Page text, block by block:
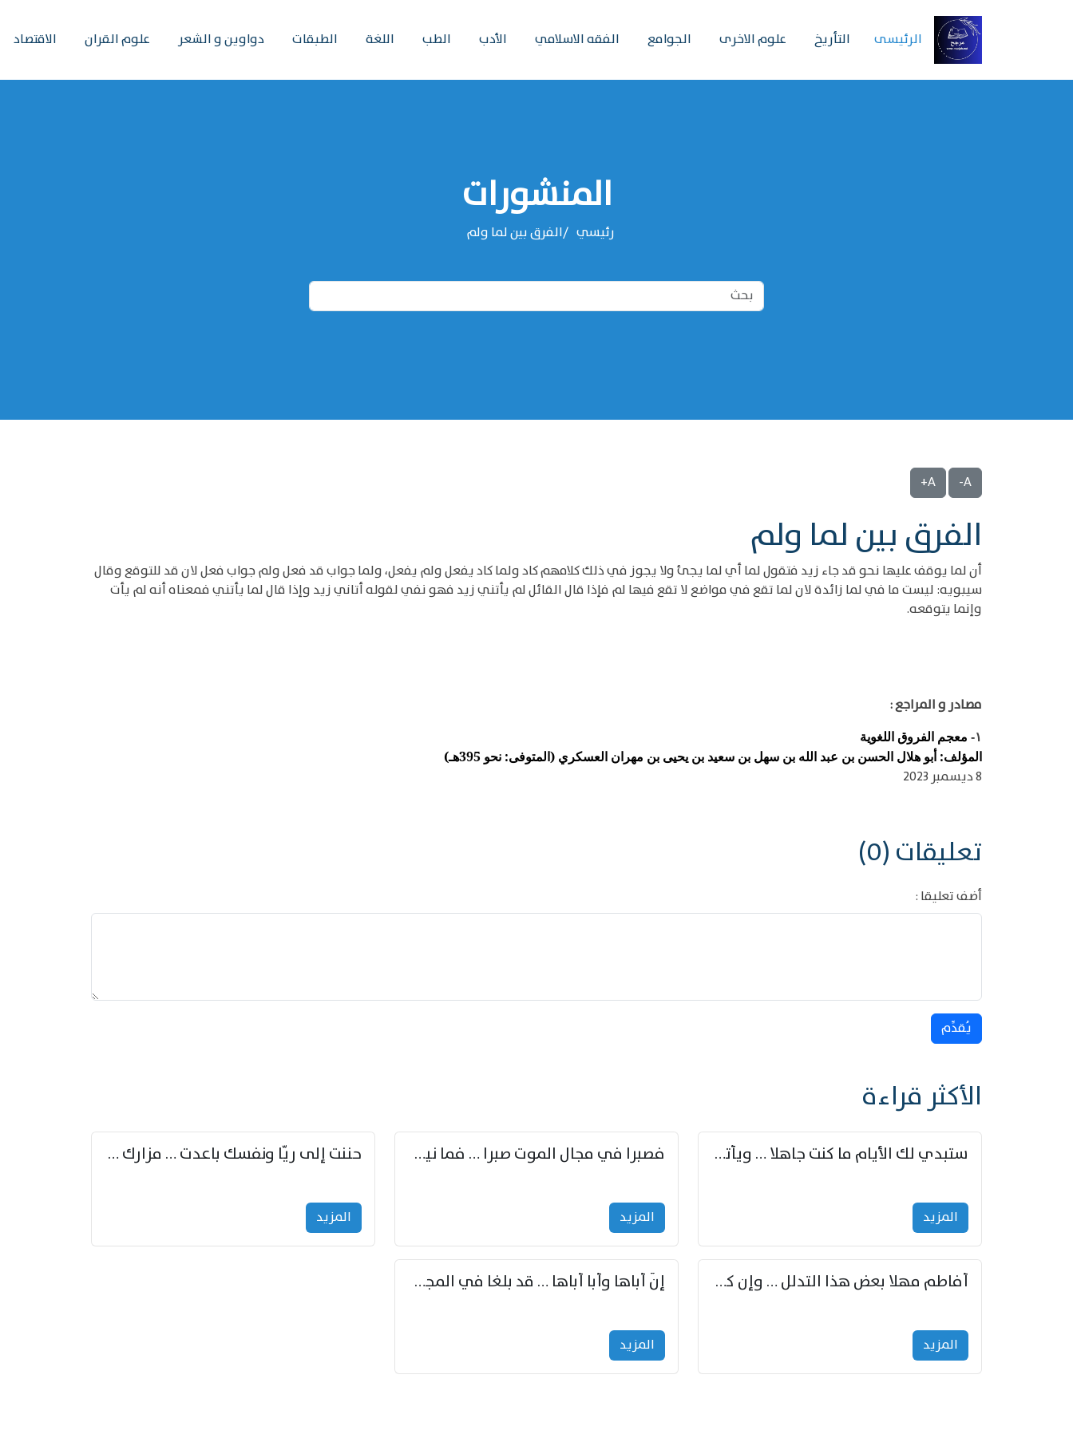
الرئیسی التأريخ علوم الاخرى الجوامع الفقه الاسلامي الأدب الطب اللغة الطبقات دواوين و الشعر علوم القران الاقتصاد
المنشورات
رئيسي الفرق بين لما ولم
A-
A+
الفرق بين لما ولم
أن لما يوقف عليها نحو قد جاء زيد فتقول لما أي لما يجئ ولا يجوز في ذلك كلامهم كاد ولما كاد يفعل ولم يفعل، ولما جواب قد فعل ولم جواب فعل لان قد للتوقع وقال
سيبويه: ليست ما في لما زائدة لان لما تقع في مواضع لا تقع فيها لم فإذا قال القائل لم يأتني زيد فهو نفي لقوله أتاني زيد وإذا قال لما يأتني فمعناه أنه لم يأت
وإنما يتوقعه.
مصادر و المراجع :
١-
معجم الفروق اللغوية
المؤلف: أبو هلال الحسن بن عبد الله بن سهل بن سعيد بن يحيى بن مهران العسكري (المتوفى: نحو 395هـ)
8 ديسمبر 2023
تعليقات (0)
أضف تعليقا :
يُقدِّم
الأكثر قراءة
ستبدي لك الأيام ما كنت جاهلا … ويأتيك بالأخبار من لم تزوّد
المزید
فصبرا في مجال الموت صبرا … فما نيل الخلود بمستطاع
المزید
حننت إلى ريّا ونفسك باعدت … مزارك من ريّا وشعباكما معا
المزید
أفاطم مهلا بعض هذا التدلل … وإن كنت قد أزمعت صرمي فأجملي
المزید
إنّ أباها وأبا أباها … قد بلغا في المجد غايتاها
المزید